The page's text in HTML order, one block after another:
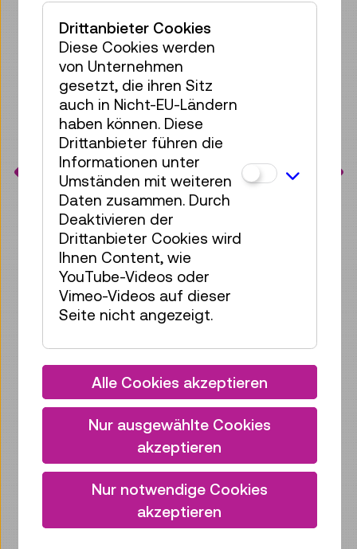
TMW-ZINE: UNSERE
STORYS
Alle ZINE Artikel anzeigen
Denn Motten sind immer
und überall …
Wer kennt es nicht? Man öffnet im
Drittanbieter Cookies
Diese Cookies werden
von Unternehmen
gesetzt, die ihren Sitz
auch in Nicht-EU-Ländern
haben können. Diese
Drittanbieter führen die
Informationen unter
Umständen mit weiteren
Daten zusammen. Durch
Deaktivieren der
Drittanbieter Cookies wird
Ihnen Content, wie
YouTube-Videos oder
Vimeo-Videos auf dieser
Seite nicht angezeigt.
Alle Cookies akzeptieren
Nur ausgewählte Cookies
akzeptieren
Nur notwendige Cookies
akzeptieren